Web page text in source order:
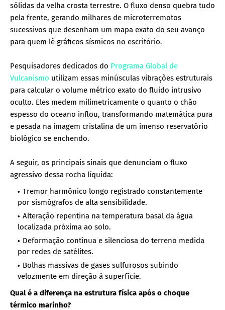
sólidas da velha crosta terrestre. O fluxo denso quebra tudo
pela frente, gerando milhares de microterremotos
sucessivos que desenham um mapa exato do seu avanço
para quem lê gráficos sísmicos no escritório.
Pesquisadores dedicados do Programa Global de
Vulcanismo utilizam essas minúsculas vibrações estruturais
para calcular o volume métrico exato do fluido intrusivo
oculto. Eles medem milimetricamente o quanto o chão
espesso do oceano inflou, transformando matemática pura
e pesada na imagem cristalina de um imenso reservatório
biológico se enchendo.
A seguir, os principais sinais que denunciam o fluxo
agressivo dessa rocha líquida:
Tremor harmônico longo registrado constantemente
por sismógrafos de alta sensibilidade.
Alteração repentina na temperatura basal da água
localizada próxima ao solo.
Deformação contínua e silenciosa do terreno medida
por redes de satélites.
Bolhas massivas de gases sulfurosos subindo
velozmente em direção à superfície.
Qual é a diferença na estrutura física após o choque
térmico marinho?